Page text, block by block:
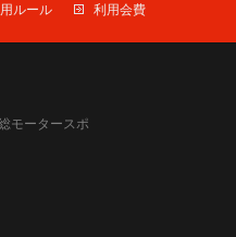
ルール
利用会費
スポ